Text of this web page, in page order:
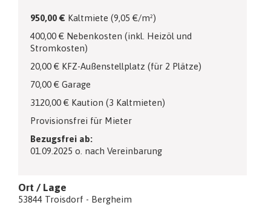
950,00 € Kaltmiete (9,05 €/m²)
400,00 € Nebenkosten (inkl. Heizöl und
Stromkosten)
20,00 € KFZ-Außenstellplatz (für 2 Plätze)
70,00 € Garage
3120,00 € Kaution (3 Kaltmieten)
Provisionsfrei für Mieter
Bezugsfrei ab:
01.09.2025 o. nach Vereinbarung
Ort / Lage
53844 Troisdorf - Bergheim